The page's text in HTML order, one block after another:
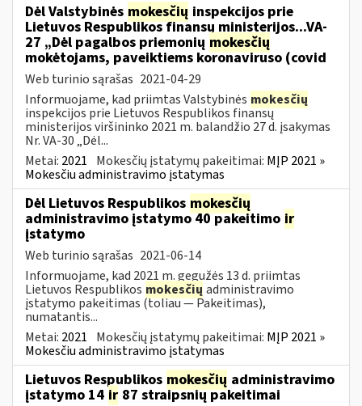
Dėl Valstybinės mokesčių inspekcijos prie
Lietuvos Respublikos finansų ministerijos...VA-
27 „Dėl pagalbos priemonių mokesčių
mokėtojams, paveiktiems koronaviruso (covid
Web turinio sąrašas 2021-04-29
Informuojame, kad priimtas Valstybinės mokesčių
inspekcijos prie Lietuvos Respublikos finansų
ministerijos viršininko 2021 m. balandžio 27 d. įsakymas
Nr. VA-30 „Dėl...
Metai: 2021 Mokesčių įstatymų pakeitimai: MĮP 2021 »
Mokesčiu administravimo įstatymas
Dėl Lietuvos Respublikos mokesčių
administravimo įstatymo 40 pakeitimo ir
įstatymo
Web turinio sąrašas 2021-06-14
Informuojame, kad 2021 m. gegužės 13 d. priimtas
Lietuvos Respublikos mokesčių administravimo
įstatymo pakeitimas (toliau — Pakeitimas),
numatantis...
Metai: 2021 Mokesčių įstatymų pakeitimai: MĮP 2021 »
Mokesčiu administravimo įstatymas
Lietuvos Respublikos mokesčių administravimo
įstatymo 14 ir 87 straipsnių pakeitimai